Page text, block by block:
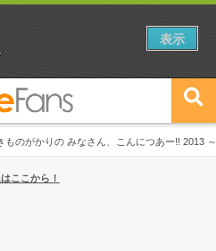
ものがかりの みなさん、こんにつあー!! 2013
上半期編発表！
ここから！
表示